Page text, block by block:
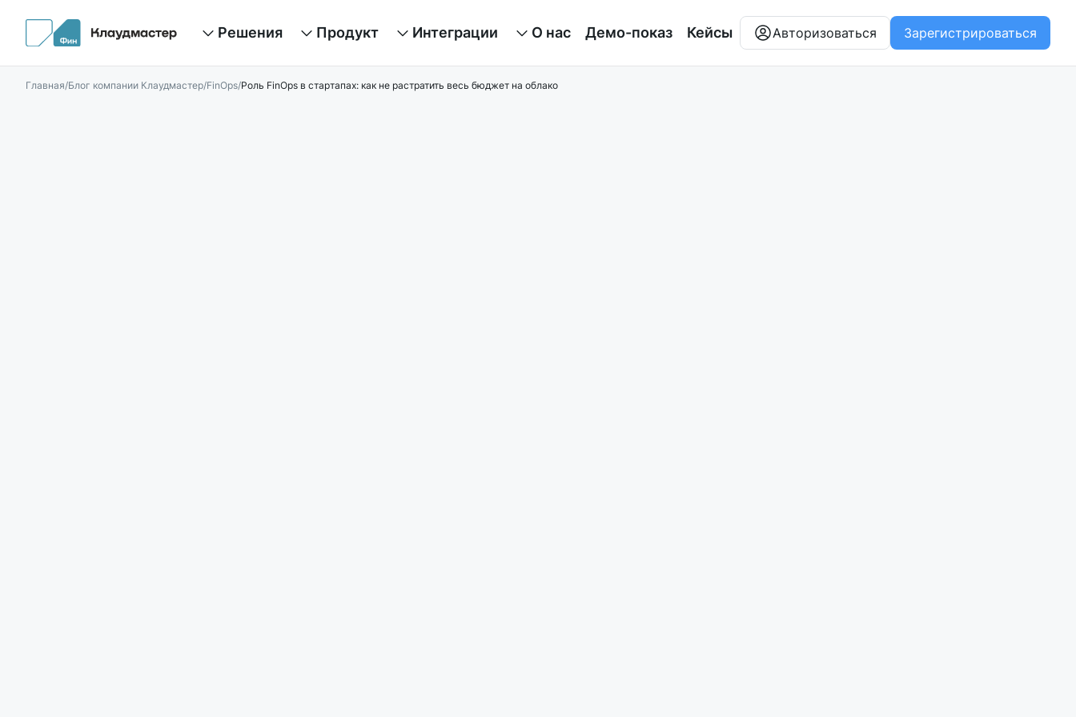
Решения
Оптимизация затрат
Обнаружение аномалий
Продукт
Рекомендации
Отчеты
Интеграции
FinOps для Yandex Cloud
FinOps для Cloud.ru Advanced
О нас
Клаудмастер
Демо-показ Кейсы Авторизоваться Зарегистрироваться
Главная/Блог компании Клаудмастер/FinOps/Роль FinOps в стартапах: как не растратить весь бюджет на облако